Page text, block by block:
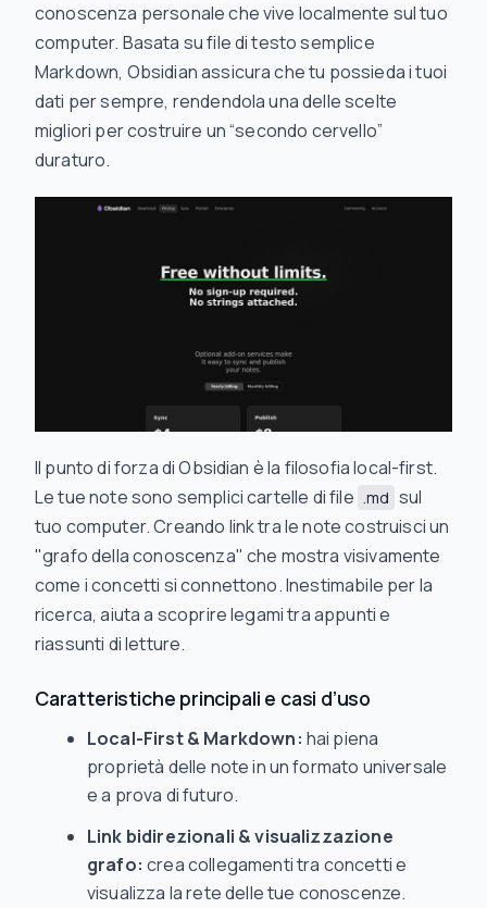
conoscenza personale che vive localmente sul tuo
computer. Basata su file di testo semplice
Markdown, Obsidian assicura che tu possieda i tuoi
dati per sempre, rendendola una delle scelte
migliori per costruire un “secondo cervello”
duraturo.
Il punto di forza di Obsidian è la filosofia local-first.
Le tue note sono semplici cartelle di file .md sul
tuo computer. Creando link tra le note costruisci un
"grafo della conoscenza" che mostra visivamente
come i concetti si connettono. Inestimabile per la
ricerca, aiuta a scoprire legami tra appunti e
riassunti di letture.
Caratteristiche principali e casi d’uso
Local-First & Markdown: hai piena
proprietà delle note in un formato universale
e a prova di futuro.
Link bidirezionali & visualizzazione
grafo: crea collegamenti tra concetti e
visualizza la rete delle tue conoscenze.